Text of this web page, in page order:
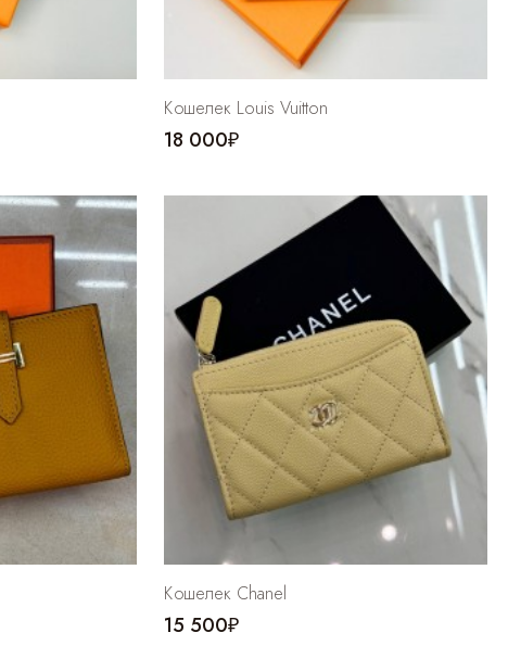
Кошелек Louis Vuitton
18 000₽
Кошелек Chanel
15 500₽